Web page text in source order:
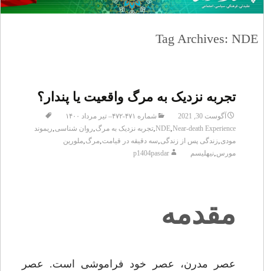
Tag Archives: NDE
تجربه نزدیک به مرگ واقعیت یا پندار؟
آگوست 30, 2021
شماره ۴۷۱-۴۷۲– تیر مرداد ۱۴۰۰
NDE,Near-death Experience
,تجربه نزدیک به مرگ,روان شناسی,ریموند
مودی,زندگی پس از زندگی,سه دقیقه در قیامت,مرگ,ملورین
مورس,نیهلیسم p1404pasdar
مقدمه
عصر مدرن، عصر خود فراموشی است. عصر